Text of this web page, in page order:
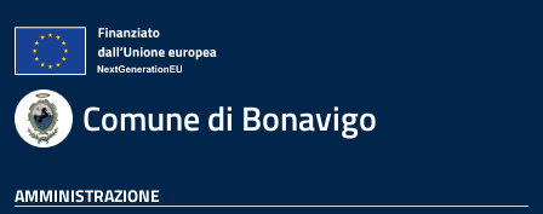
Comune di Bonavigo
AMMINISTRAZIONE